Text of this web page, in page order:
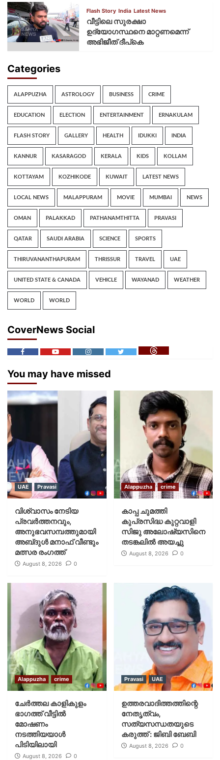
Flash Story India Latest News
വീട്ടിലെ സുരക്ഷാ
ഉദ്യോഗസ്ഥനെ മാറ്റണമെന്ന്
അഭിജീത് ദീപ്‌കെ
Categories
ALAPPUZHA ASTROLOGY BUSINESS CRIME
EDUCATION ELECTION ENTERTAINMENT ERNAKULAM
FLASH STORY GALLERY HEALTH IDUKKI INDIA
KANNUR KASARAGOD KERALA KIDS KOLLAM
KOTTAYAM KOZHIKODE KUWAIT LATEST NEWS
LOCAL NEWS MALAPPURAM MOVIE MUMBAI NEWS
OMAN PALAKKAD PATHANAMTHITTA PRAVASI
QATAR SAUDI ARABIA SCIENCE SPORTS
THIRUVANANTHAPURAM THRISSUR TRAVEL UAE
UNITED STATE & CANADA VEHICLE WAYANAD WEATHER
WORLD WORLD
CoverNews Social
You may have missed
UAE Pravasi
വിശ്വാസം നേടിയ
പ്രവർത്തനവും,
അനുഭവസമ്പത്തുമായി
അബ്‌ദുൾ മനാഫ് വീണ്ടും
മത്സര രംഗത്ത്
August 8, 2026 0
Alappuzha crime
കാപ്പ ചുമത്തി
കുപ്രസിദ്ധ കുറ്റവാളി
സിജു അലോഷ്യസിനെ
തടങ്കലിൽ അയച്ചു
August 8, 2026 0
Alappuzha crime
ചേർത്തല കാളികുളം
ഭാഗത്ത് വീട്ടിൽ
മോഷണം
നടത്തിയയാൾ
പിടിയിലായി
August 8, 2026 0
Pravasi UAE
ഉത്തരവാദിത്തത്തിന്റെ
നേതൃത്വം,
സത്യസന്ധതയുടെ
കരുത്ത് : ജിബി ബേബി
August 8, 2026 0